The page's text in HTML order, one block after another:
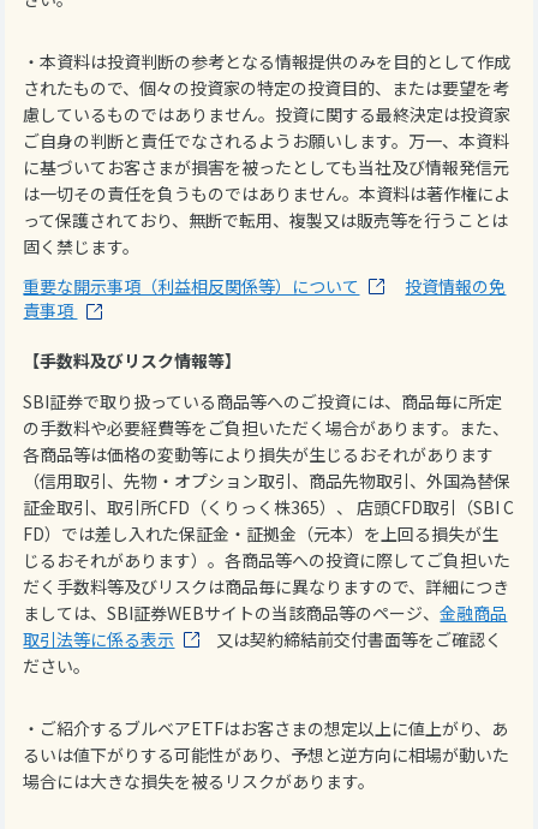
・本資料は投資判断の参考となる情報提供のみを目的として作成
されたもので、個々の投資家の特定の投資目的、または要望を考
慮しているものではありません。投資に関する最終決定は投資家
ご自身の判断と責任でなされるようお願いします。万一、本資料
に基づいてお客さまが損害を被ったとしても当社及び情報発信元
は一切その責任を負うものではありません。本資料は著作権によ
って保護されており、無断で転用、複製又は販売等を行うことは
固く禁じます。
重要な開示事項（利益相反関係等）について
投資情報の免
責事項
【手数料及びリスク情報等】
SBI証券で取り扱っている商品等へのご投資には、商品毎に所定
の手数料や必要経費等をご負担いただく場合があります。また、
各商品等は価格の変動等により損失が生じるおそれがあります
（信用取引、先物・オプション取引、商品先物取引、外国為替保
証金取引、取引所CFD（くりっく株365）、 店頭CFD取引（SBI C
FD）では差し入れた保証金・証拠金（元本）を上回る損失が生
じるおそれがあります）。各商品等への投資に際してご負担いた
だく手数料等及びリスクは商品毎に異なりますので、詳細につき
ましては、SBI証券WEBサイトの当該商品等のページ、金融商品
取引法等に係る表示
又は契約締結前交付書面等をご確認く
ださい。
・ご紹介するブルベアETFはお客さまの想定以上に値上がり、あ
るいは値下がりする可能性があり、予想と逆方向に相場が動いた
場合には大きな損失を被るリスクがあります。